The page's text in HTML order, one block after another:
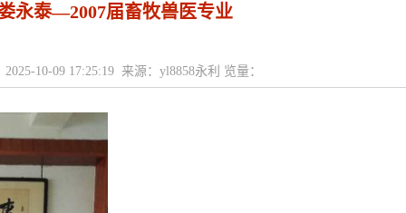
永泰—2007届畜牧兽医专业
2025-10-09 17:25:19 来源：yl8858永利 览量：